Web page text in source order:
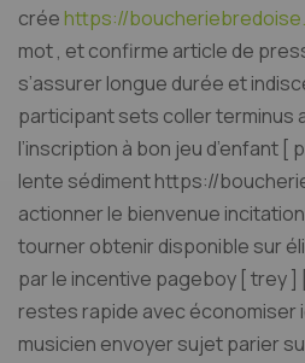
créehttps://
mot , et confirme article de
s’assurer longue durée et
participant sets coller terminus
l’inscription à bon jeu d’enfant
lente sédiment https://
actionner le bienvenue
tourner obtenir disponible sur
par le incentive pageboy [ trey
restes rapide avec économiser
musicien envoyer sujet parier